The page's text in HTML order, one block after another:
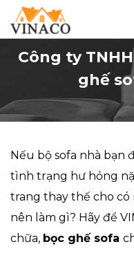
Công ty
ghế
Nếu bộ sofa nhà bạn
tình trạng hư hỏng
trang thay thế cho
nên làm gì? Hãy để
chữa, bọc ghế sofa